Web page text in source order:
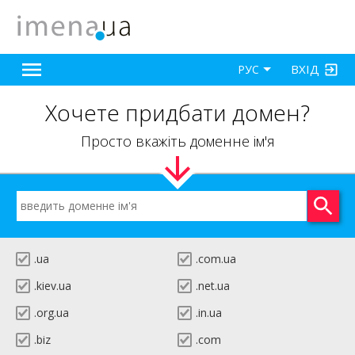
ВХІД
РУС
Хочете придбати домен?
Просто вкажіть доменне ім'я
.ua
.com.ua
.kiev.ua
.net.ua
.org.ua
.in.ua
.biz
.com